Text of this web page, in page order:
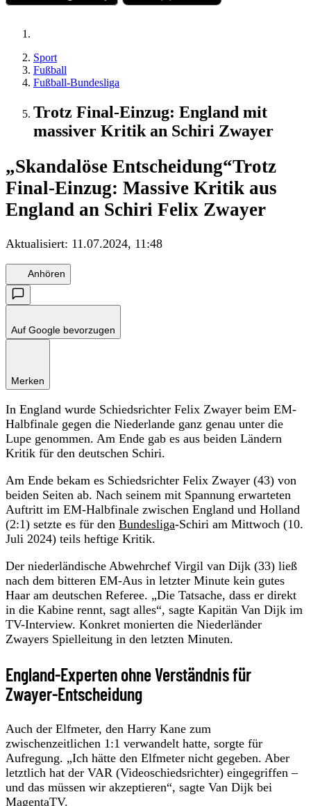
Sport
Fußball
Fußball-Bundesliga
Trotz Final-Einzug: England mit
massiver Kritik an Schiri Zwayer
„Skandalöse Entscheidung“Trotz
Final-Einzug: Massive Kritik aus
England an Schiri Felix Zwayer
Aktualisiert: 11.07.2024, 11:48
Anhören
Auf Google bevorzugen
Merken
In England wurde Schiedsrichter Felix Zwayer beim EM-
Halbfinale gegen die Niederlande ganz genau unter die
Lupe genommen. Am Ende gab es aus beiden Ländern
Kritik für den deutschen Schiri.
Am Ende bekam es Schiedsrichter Felix Zwayer (43) von
beiden Seiten ab. Nach seinem mit Spannung erwarteten
Auftritt im EM-Halbfinale zwischen England und Holland
(2:1) setzte es für den Bundesliga-Schiri am Mittwoch (10.
Juli 2024) teils heftige Kritik.
Der niederländische Abwehrchef Virgil van Dijk (33) ließ
nach dem bitteren EM-Aus in letzter Minute kein gutes
Haar am deutschen Referee. „Die Tatsache, dass er direkt
in die Kabine rennt, sagt alles“, sagte Kapitän Van Dijk im
TV-Interview. Konkret monierten die Niederländer
Zwayers Spielleitung in den letzten Minuten.
England-Experten ohne Verständnis für
Zwayer-Entscheidung
Auch der Elfmeter, den Harry Kane zum
zwischenzeitlichen 1:1 verwandelt hatte, sorgte für
Aufregung. „Ich hätte den Elfmeter nicht gegeben. Aber
letztlich hat der VAR (Videoschiedsrichter) eingegriffen –
und das müssen wir akzeptieren“, sagte Van Dijk bei
MagentaTV.